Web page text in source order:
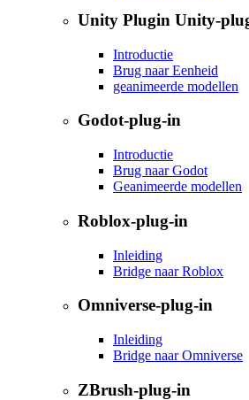
Unity Plugin Unity-
Introductie
Brug naar Eenheid
geanimeerde modellen
Godot-plug-in
Introductie
Brug naar Godot
Geanimeerde modellen
Roblox-plug-in
Inleiding
Bridge naar Roblox
Omniverse-plug-in
Inleiding
Bridge naar Omniverse
ZBrush-plug-in